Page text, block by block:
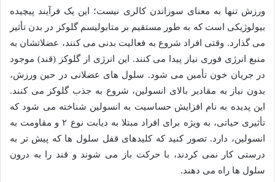
ورزش تنها به معنای سوزاندن کالری نیست؛ این یک فرآیند پیچیده
بیولوژیکی است که به طور مستقیم بر متابولیسم گلوکز در بدن تأثیر
می گذارد. وقتی افراد شروع به فعالیت بدنی می کنند، عضلاتشان به
منبع انرژی فوری نیاز پیدا می کنند. این انرژی از گلوکز (قند) موجود
در جریان خون تأمین می شود. سلول های عضلانی در حین ورزش،
بدون نیاز به مقادیر بالای انسولین، شروع به جذب گلوکز می کنند.
این پدیده به نام افزایش حساسیت به انسولین شناخته می شود که
تأثیری حیاتی، به ویژه برای افراد مبتلا به دیابت نوع ۲ و مقاومت به
انسولین، دارد. تصور کنید که کلیدهای قفل سلول ها که پیش تر به
درستی کار نمی کردند، با حرکت باز می شوند و قند را به درون
سلول ها راه می دهند.